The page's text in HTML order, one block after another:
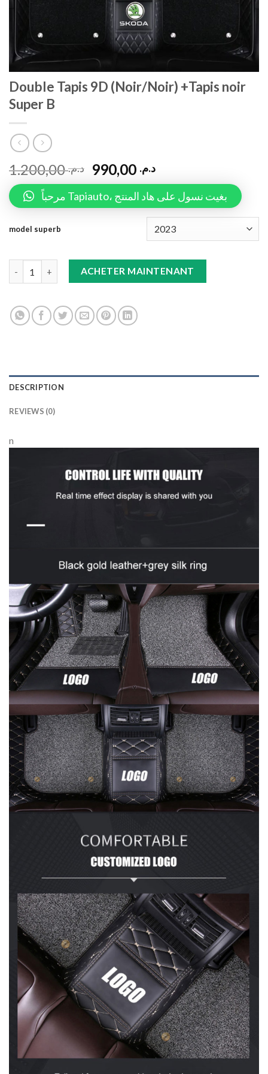
Double Tapis 9D (Noir/Noir) +Tapis noir
Super B
د.م.1.200,00 د.م.
مرحباً Tapiauto، بغيت نسول على هاد المنتج
model superb
Double Tapis 9D (Noir/Noir) +Tapis noir Super B quantity
ACHETER MAINTENANT
DESCRIPTION
REVIEWS (0)
n